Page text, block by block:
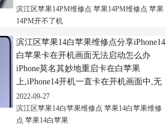
维修点找官方售后修理手机;3、手机损
坏...
滨江区苹果14PM维修点 苹果14PM维修点 苹果
14PM开不了机
滨江区苹果14白苹果维修点分享iPhone14
白苹果卡在开机画面无法启动怎么办
iPhone莫名其妙地重启卡在白苹果
上,iPhone14开机一直卡在开机画面中,无
法正常开机启动.iPhone上述14个问题虽
然都在苹果,logo状态,可称为白苹...
2022-09-27
滨江区苹果14白苹果维修点 苹果14白苹果维修
点 苹果14白苹果